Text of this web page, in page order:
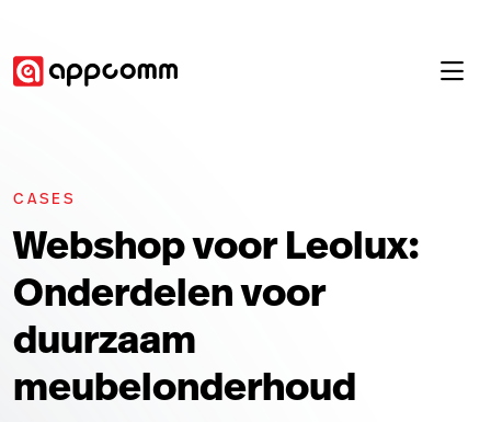
CASES
Webshop voor Leolux:
Onderdelen voor
duurzaam
meubelonderhoud